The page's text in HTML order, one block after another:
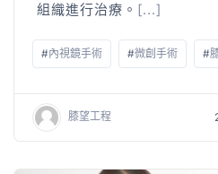
組織進行治療。 [...]
#內視鏡手術 #微創手術 #
膝望工程